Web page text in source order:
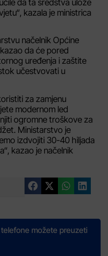
da ta sredstva ulože
kazala je ministrica
načelnik Općine
da će pored
uređenja i zaštite
učestvovati u
za zamjenu
modernom led
ogromne troškove za
Ministarstvo je
izdvojiti 30-40 hiljada
kazao je načelnik
možete preuzeti